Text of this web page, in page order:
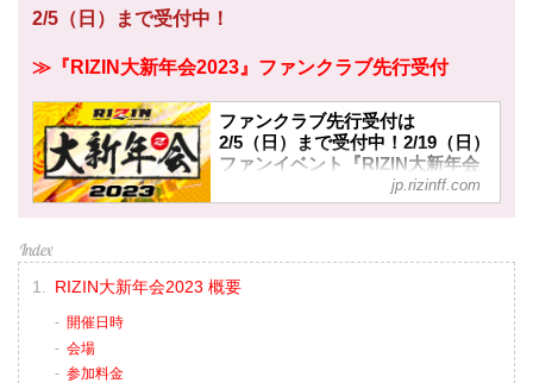
2/5（日）まで受付中！
≫『RIZIN大新年会2023』ファンクラブ先行受付
ファンクラブ先行受付は
2/5（日）まで受付中！2/19（日）
ファンイベント『RIZIN大新年会
2023』開催決定！ - RIZIN
FIGHTING FEDERATION オフィ
2月19日（日）都内某所にて『RIZIN大
新年会2023』が開催されることが決定
jp.rizinff.com
RIZIN大新年会2023 概要
開催日時
会場
参加料金